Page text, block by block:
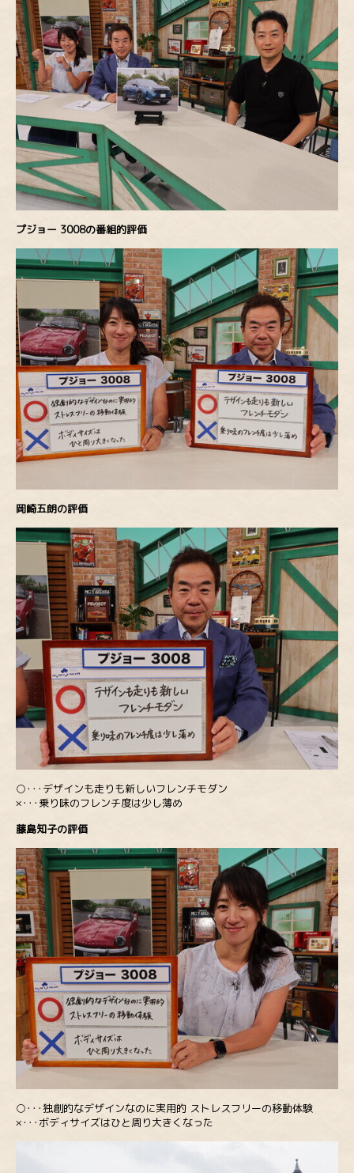
プジョー 3008の番組的評価
岡崎五朗の評価
○･･･デザインも走りも新しいフレンチモダン
×･･･乗り味のフレンチ度は少し薄め
藤島知子の評価
○･･･独創的なデザインなのに実用的 ストレスフリーの移動体験
×･･･ボディサイズはひと周り大きくなった